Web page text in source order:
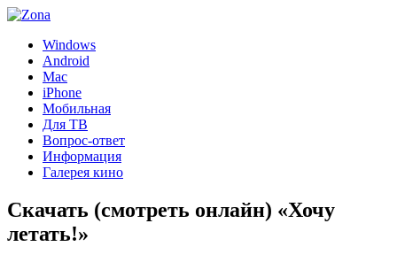
Windows
Android
Mac
iPhone
Мобильная
Для ТВ
Вопрос-ответ
Информация
Галерея кино
Скачать (смотреть онлайн) «Хочу
летать!»